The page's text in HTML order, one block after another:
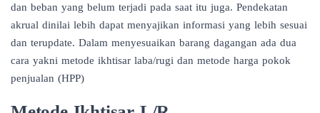
dan beban yang belum terjadi pada saat itu juga. Pendekatan
akrual dinilai lebih dapat menyajikan informasi yang lebih sesuai
dan terupdate. Dalam menyesuaikan barang dagangan ada dua
cara yakni metode ikhtisar laba/rugi dan metode harga pokok
penjualan (HPP)